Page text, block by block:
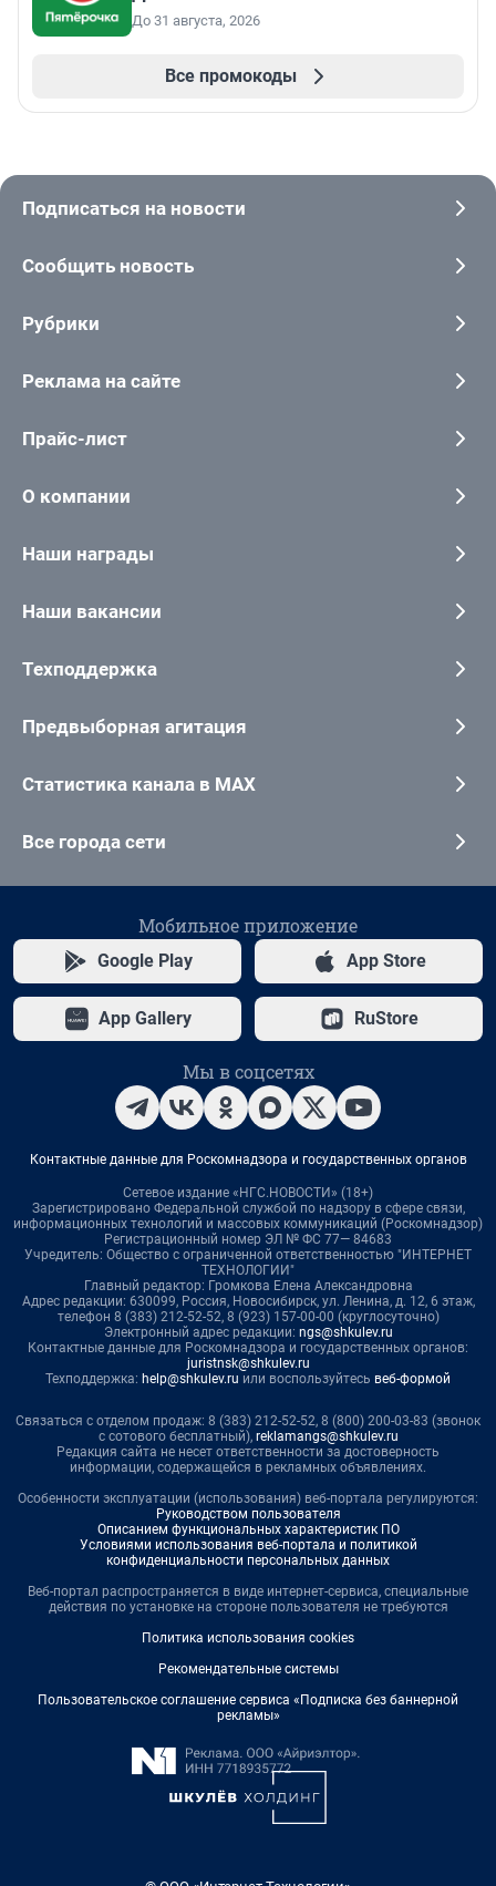
До 31 августа, 2026
Все промокоды
Подписаться на новости
Сообщить новость
Рубрики
Реклама на сайте
Прайс-лист
О компании
Наши награды
Наши вакансии
Техподдержка
Предвыборная агитация
Статистика канала в MAX
Все города сети
Мобильное приложение
Google Play App Store
App Gallery RuStore
Мы в соцсетях
Контактные данные для Роскомнадзора и государственных органов
Сетевое издание «НГС.НОВОСТИ» (18+)
Зарегистрировано Федеральной службой по надзору в сфере связи,
информационных технологий и массовых коммуникаций (Роскомнадзор)
Регистрационный номер ЭЛ № ФС 77— 84683
Учредитель: Общество с ограниченной ответственностью "ИНТЕРНЕТ
ТЕХНОЛОГИИ"
Главный редактор: Громкова Елена Александровна
Адрес редакции: 630099, Россия, Новосибирск, ул. Ленина, д. 12, 6 этаж,
телефон 8 (383) 212-52-52, 8 (923) 157-00-00 (круглосуточно)
Электронный адрес редакции: ngs@shkulev.ru
Контактные данные для Роскомнадзора и государственных органов:
juristnsk@shkulev.ru
Техподдержка: help@shkulev.ru или воспользуйтесь веб-формой
Связаться с отделом продаж: 8 (383) 212-52-52, 8 (800) 200-03-83 (звонок
с сотового бесплатный), reklamangs@shkulev.ru
Редакция сайта не несет ответственности за достоверность
информации, содержащейся в рекламных объявлениях.
Особенности эксплуатации (использования) веб-портала регулируются:
Руководством пользователя
Описанием функциональных характеристик ПО
Условиями использования веб-портала и политикой
конфиденциальности персональных данных
Веб-портал распространяется в виде интернет-сервиса, специальные
действия по установке на стороне пользователя не требуются
Политика использования cookies
Рекомендательные системы
Пользовательское соглашение сервиса «Подписка без баннерной
рекламы»